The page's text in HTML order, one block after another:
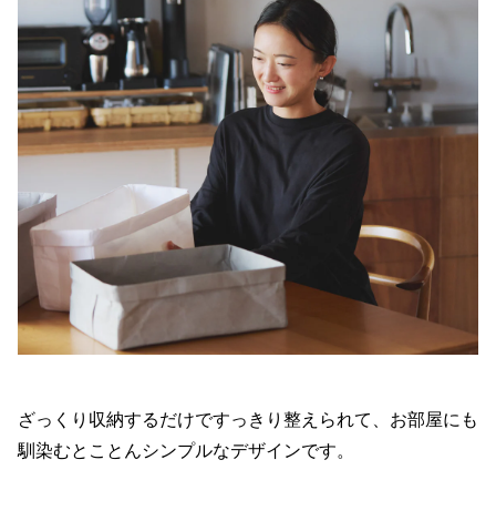
ざっくり収納するだけですっきり整えられて、お部屋にも
馴染むとことんシンプルなデザインです。